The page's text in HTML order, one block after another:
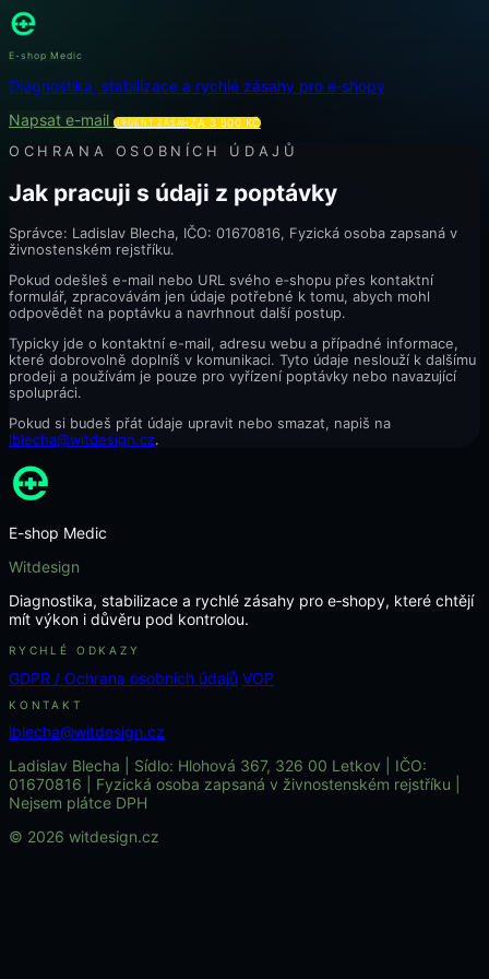
E-shop Medic
Diagnostika, stabilizace a rychlé zásahy pro e‑shopy
Napsat e-mail URGENT ZÁSAHZA 3 500 KČ
OCHRANA OSOBNÍCH ÚDAJŮ
Jak pracuji s údaji z poptávky
Správce: Ladislav Blecha, IČO: 01670816, Fyzická osoba zapsaná v
živnostenském rejstříku.
Pokud odešleš e-mail nebo URL svého e‑shopu přes kontaktní
formulář, zpracovávám jen údaje potřebné k tomu, abych mohl
odpovědět na poptávku a navrhnout další postup.
Typicky jde o kontaktní e-mail, adresu webu a případné informace,
které dobrovolně doplníš v komunikaci. Tyto údaje neslouží k dalšímu
prodeji a používám je pouze pro vyřízení poptávky nebo navazující
spolupráci.
Pokud si budeš přát údaje upravit nebo smazat, napiš na
lblecha@witdesign.cz.
E-shop Medic
Witdesign
Diagnostika, stabilizace a rychlé zásahy pro e‑shopy, které chtějí
mít výkon i důvěru pod kontrolou.
RYCHLÉ ODKAZY
GDPR / Ochrana osobních údajů VOP
KONTAKT
lblecha@witdesign.cz
Ladislav Blecha | Sídlo: Hlohová 367, 326 00 Letkov | IČO:
01670816 | Fyzická osoba zapsaná v živnostenském rejstříku |
Nejsem plátce DPH
© 2026 witdesign.cz